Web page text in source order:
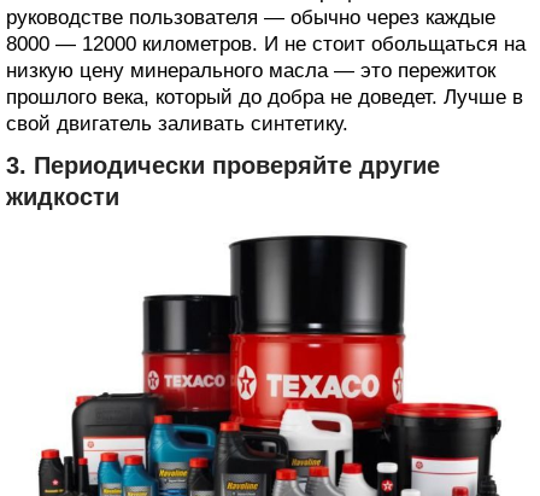
руководстве пользователя — обычно через каждые
8000 — 12000 километров. И не стоит обольщаться на
низкую цену минерального масла — это пережиток
прошлого века, который до добра не доведет. Лучше в
свой двигатель заливать синтетику.
3. Периодически проверяйте другие
жидкости